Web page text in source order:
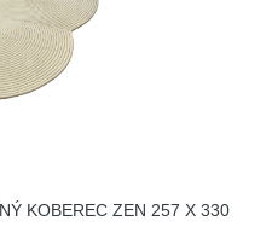
KOBEREC ZEN 257 X 330